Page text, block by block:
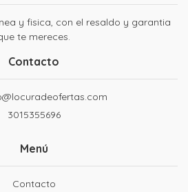
y fisica, con el resaldo y garantia
te mereces.
Contacto
3015355696
Menú
Contacto